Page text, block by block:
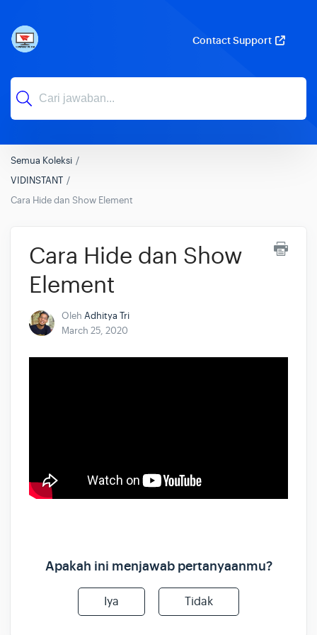
Contact Support
Semua Koleksi
VIDINSTANT
Cara Hide dan Show Element
Cara Hide dan Show
Element
Oleh Adhitya Tri
March 25, 2020
Apakah ini menjawab pertanyaanmu?
Iya Tidak